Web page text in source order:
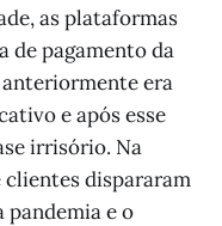
as plataformas
de pagamento da
anteriormente era
e após esse
irrisório. Na
clientes dispararam
pandemia e o